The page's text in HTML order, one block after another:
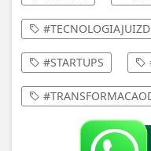
#STARTUPS